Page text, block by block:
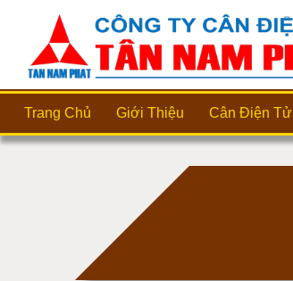
Trang Chủ Giới Thiệu Cân Điện Tử